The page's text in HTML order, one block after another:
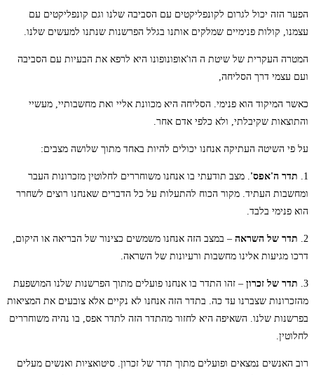
הפער הזה יכול לגרום לקונפליקטים עם הסביבה שלנו וגם קונפליקטים עם
עצמנו, קולות פנימיים שמלקים אותנו בגלל הפרשנות שנתנו למעשים שלנו.
המטרה העקרית של שיטת ה הו'אופונופונו היא לרפא את הבעיות עם הסביבה
ועם עצמי דרך הסליחה,
כאשר המיקוד הוא פנימי. הסליחה היא מכוונת אליי ואת מחשבותיי, מעשיי
והתוצאות שקיבלתי, ולא כלפי אדם אחר.
על פי השיטה העתיקה אנחנו יכולים להיות באחד מתוך שלושה מצבים:
1. תדר ה'אפס'. מצב תודעתי בו אנחנו משוחררים לחלוטין מזכרונות העבר
ומחשבות העתיד. מקור הכוח להתעלות על כל הדברים שאנחנו רוצים לשחרר
הוא פנימי בלבד.
2. תדר של השראה – במצב הזה אנחנו משמשים כצינור של הבריאה או היקום,
דרכו מגיעות אלינו מחשבות ורעיונות של השראה.
3. תדר של זכרון – זהו התדר בו אנחנו פועלים מתוך הפרשנות שלנו המושפעת
מהזכרונות שצברנו עד כה. בתדר הזה אנחנו לא נקיים אלא צובעים את המציאות
בפרשנות שלנו. השאיפה היא לחזור מהתדר הזה לתדר אפס, בו נהיה משוחררים
לחלוטין.
רוב האנשים נמצאים ופועלים מתוך תדר של זכרון. סיטואציות ואנשים מעלים